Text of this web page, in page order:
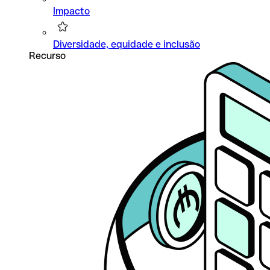
Impacto
Diversidade, equidade e inclusão
Recurso